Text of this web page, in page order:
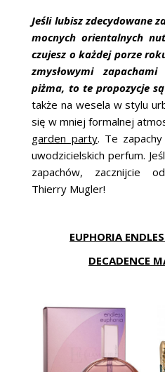
Jeśli lubisz zdecydowane
mocnych orientalnych
czujesz o każdej porze
zmysłowymi
piżma, to te propozycje
także na wesela w stylu
się w mniej formalnej
garden party. Te zapachy
uwodzicielskich perfum.
zapachów, zacznijcie
Thierry Mugler!
EUPHORIA
DECADENCE